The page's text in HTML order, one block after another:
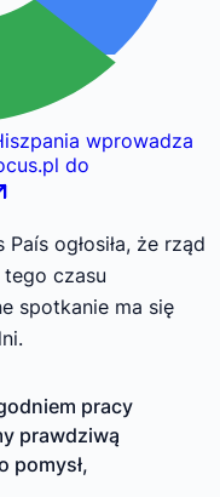
wprowadza
do
ogłosiła, że rząd
czasu
spotkanie ma się
pracy
prawdziwą
pomysł,